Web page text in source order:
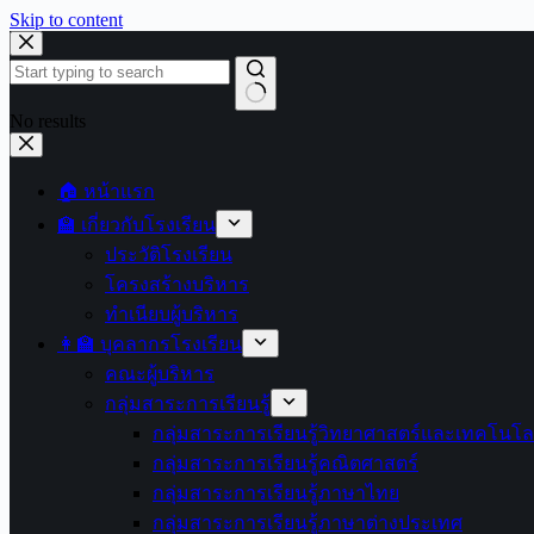
Skip to content
No results
🏠 หน้าแรก
🏫 เกี่ยวกับโรงเรียน
ประวัติโรงเรียน
โครงสร้างบริหาร
ทำเนียบผู้บริหาร
👩‍🏫 บุคลากรโรงเรียน
คณะผู้บริหาร
กลุ่มสาระการเรียนรู้
กลุ่มสาระการเรียนรู้วิทยาศาสตร์และเทคโนโ
กลุ่มสาระการเรียนรู้คณิตศาสตร์
กลุ่มสาระการเรียนรู้ภาษาไทย
กลุ่มสาระการเรียนรู้ภาษาต่างประเทศ